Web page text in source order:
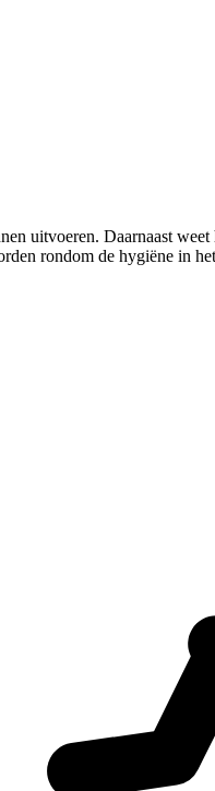
uitvoeren. Daarnaast
rondom de hygiëne in